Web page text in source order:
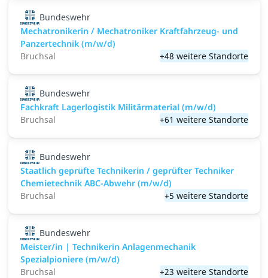
Bundeswehr
Mechatronikerin / Mechatroniker Kraftfahrzeug- und
Panzertechnik (m/w/d)
Bruchsal
+48 weitere Standorte
Bundeswehr
Fachkraft Lagerlogistik Militärmaterial (m/w/d)
Bruchsal
+61 weitere Standorte
Bundeswehr
Staatlich geprüfte Technikerin / geprüfter Techniker
Chemietechnik ABC-Abwehr (m/w/d)
Bruchsal
+5 weitere Standorte
Bundeswehr
Meister/in | Technikerin Anlagenmechanik
Spezialpioniere (m/w/d)
Bruchsal
+23 weitere Standorte